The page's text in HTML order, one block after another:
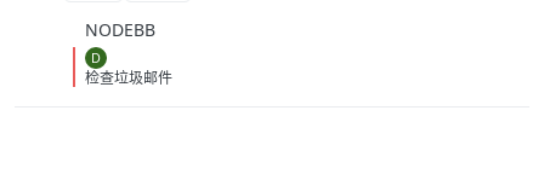
NODEBB
D
检查垃圾邮件